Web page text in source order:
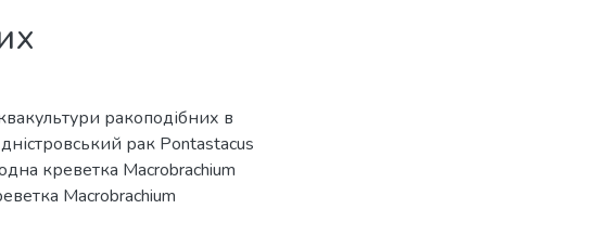
ракоподібних в
рак Pontastacus
креветка Macrobrachium
Macrobrachium